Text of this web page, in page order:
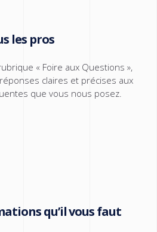
les pros
« Foire aux Questions »,
claires et précises aux
que vous nous posez.
qu’il vous faut